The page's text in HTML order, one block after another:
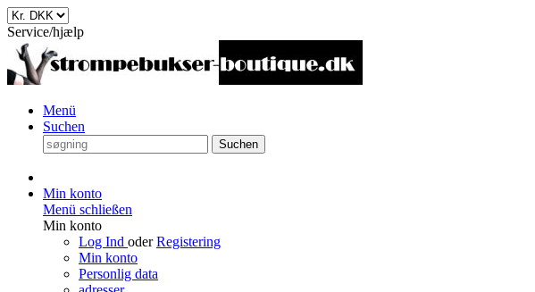
Service/hjælp
Menü
Suchen
Suchen
Min konto
Menü schließen
Min konto
Log Ind oderRegistering
Min konto
Personlig data